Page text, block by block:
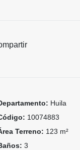
Huila
10074883
Terreno: 123 m²
3